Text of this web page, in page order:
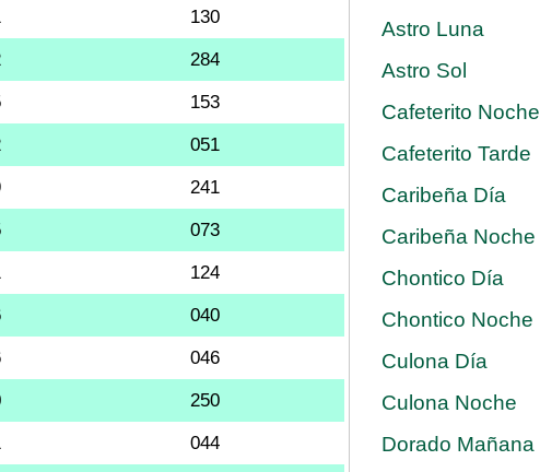
130
284
153
051
241
073
124
040
046
250
044
Astro Luna
Astro Sol
Cafeterito Noche
Cafeterito Tarde
Caribeña Día
Caribeña Noche
Chontico Día
Chontico Noche
Culona Día
Culona Noche
Dorado Mañana